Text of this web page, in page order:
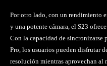
Por otro lado, con un rendimiento
y una potente cámara, el S23
Con la capacidad de sincronizarse
Pro, los usuarios pueden disfrutar
resolución mientras aprovechan al